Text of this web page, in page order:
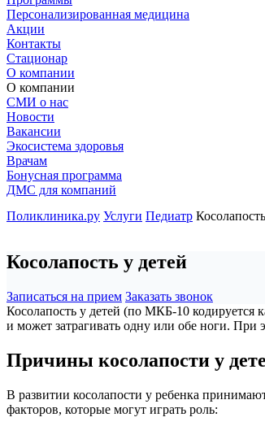
Персонализированная медицина
Акции
Контакты
Стационар
О компании
О компании
СМИ о нас
Новости
Вакансии
Экосистема здоровья
Врачам
Бонусная программа
ДМС для компаний
Поликлиника.ру Услуги Педиатр
Косолапость у детей
Записаться на прием Заказать звонок
Косолапость у детей (по МКБ-10 кодируется
и может затрагивать одну или обе ноги. При
Причины косолапости у
В развитии косолапости у ребенка
факторов, которые могут играть роль: